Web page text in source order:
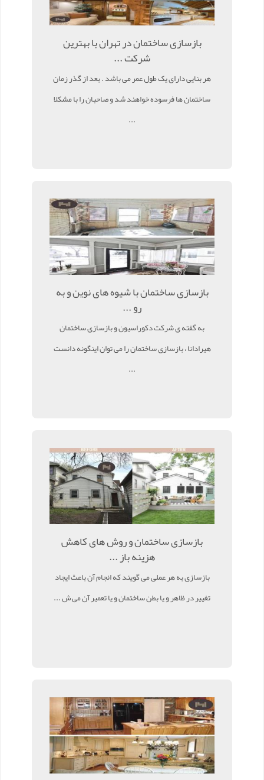
بازسازی ساختمان در تهران با بهترین
شرکت ...
هر بنایی دارای یک طول عمر می باشد . بعد از گذر زمان
ساختمان ها فرسوده خواهند شد و صاحبان را با مشکلا
...
بازسازی ساختمان با شیوه های نوین و به
رو ...
به گفته ی شرکت دکوراسیون و بازسازی ساختمان
هیرادانا ، بازسازی ساختمان را می توان اینگونه دانست
...
بازسازی ساختمان و روش های کاهش
هزینه باز ...
بازسازی به هر عملی می گویند که انجام آن باعث ایجاد
تغییر در ظاهر و یا بطن ساختمان و یا تعمیر آن می ش ...